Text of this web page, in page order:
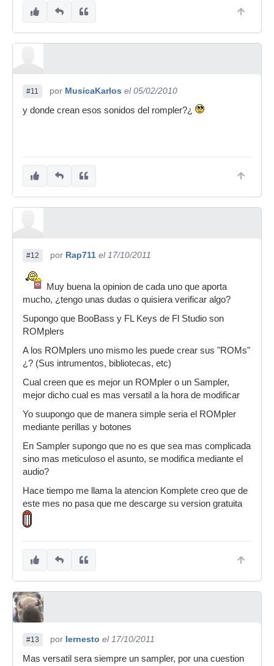
#11 por MusicaKarlos el 05/02/2010
y donde crean esos sonidos del rompler?¿
#12 por Rap711 el 17/10/2011
Muy buena la opinion de cada uno que aporta
mucho, ¿tengo unas dudas o quisiera verificar algo?
Supongo que BooBass y FL Keys de Fl Studio son
ROMplers
A los ROMplers uno mismo les puede crear sus "ROMs"
¿? (Sus intrumentos, bibliotecas, etc)
Cual creen que es mejor un ROMpler o un Sampler,
mejor dicho cual es mas versatil a la hora de modificar
Yo suupongo que de manera simple seria el ROMpler
mediante perillas y botones
En Sampler supongo que no es que sea mas complicada
sino mas meticuloso el asunto, se modifica mediante el
audio?
Hace tiempo me llama la atencion Komplete creo que de
este mes no pasa que me descarge su version gratuita
#13 por Iernesto el 17/10/2011
Mas versatil sera siempre un sampler, por una cuestion